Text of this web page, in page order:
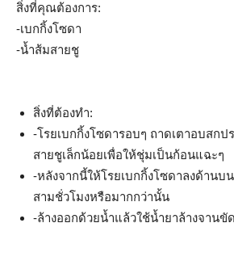
สิ่งที่คุณต้องการ:
-เบกกิ้งโซดา
-น้ำส้มสายชู
สิ่งที่ต้องทำ:
-โรยเบกกิ้งโซดารอบๆ ถาดเตาอบสก
สายชูเล็กน้อยเพื่อให้ชุ่มเป็นก้อนแฉะๆ
-หลังจากนี้ให้โรยเบกกิ้งโซดาลงด้านบ
สามชั่วโมงหรือมากกว่านั้น
-ล้างออกด้วยน้ำแล้วใช้น้ำยาล้างจานขั